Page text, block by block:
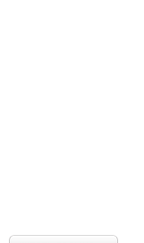
доме